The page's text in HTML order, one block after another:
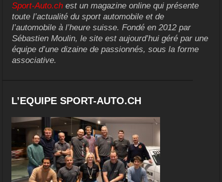
Sport-Auto.ch est un magazine online qui présente
toute l’actualité du sport automobile et de
l’automobile à l’heure suisse. Fondé en 2012 par
Sébastien Moulin, le site est aujourd’hui géré par une
équipe d’une dizaine de passionnés, sous la forme
associative.
L’EQUIPE SPORT-AUTO.CH